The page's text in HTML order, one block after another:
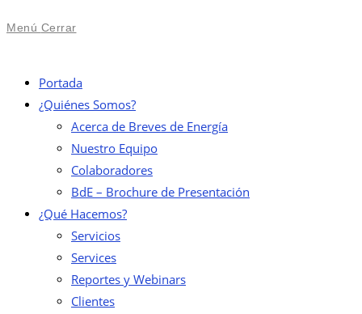
Menú Cerrar
Portada
¿Quiénes Somos?
Acerca de Breves de Energía
Nuestro Equipo
Colaboradores
BdE – Brochure de Presentación
¿Qué Hacemos?
Servicios
Services
Reportes y Webinars
Clientes